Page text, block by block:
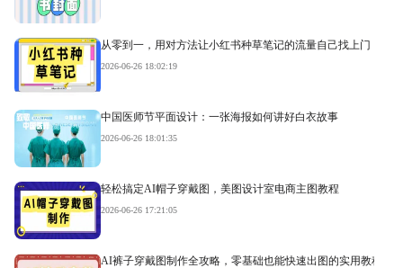
从零到一，用对方法让小红书种草笔记的流量自己找上门
2026-06-26 18:02:19
中国医师节平面设计：一张海报如何讲好白衣故事
2026-06-26 18:01:35
轻松搞定AI帽子穿戴图，美图设计室电商主图教程
2026-06-26 17:21:05
AI裤子穿戴图制作全攻略，零基础也能快速出图的实用教程